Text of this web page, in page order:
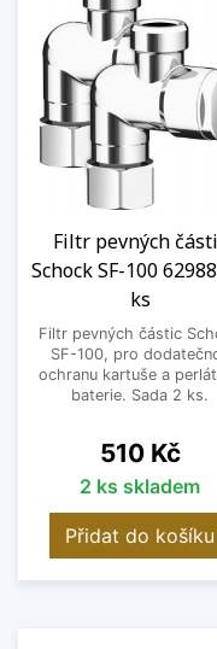
Filtr pevných
Schock SF-100
ks
Filtr pevných částic
SF-100, pro
ochranu kartuše a
baterie. Sada 2 ks.
Cena
510 Kč
2 ks skladem
Přidat do košíku